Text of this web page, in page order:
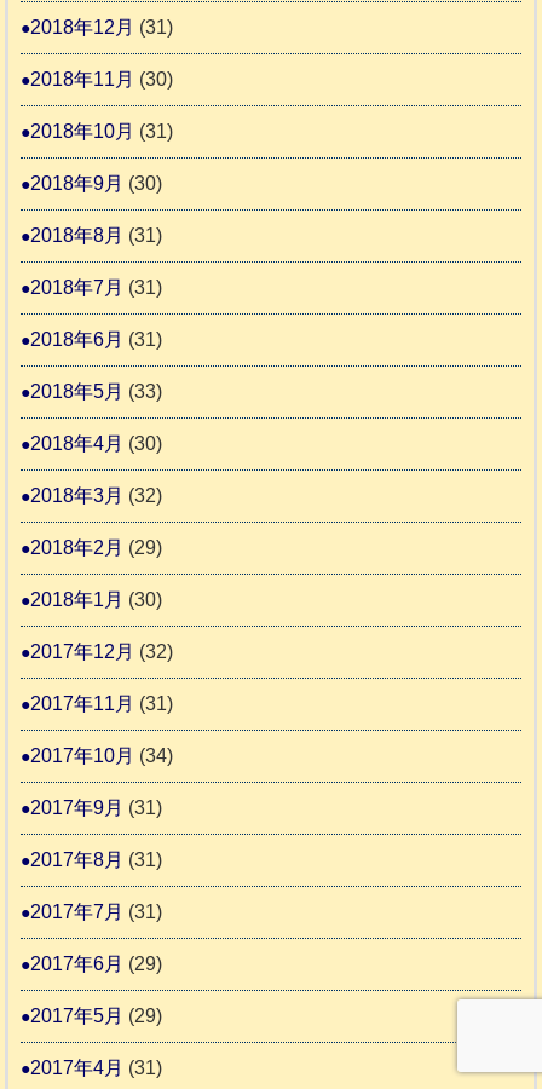
2018年12月 (31)
2018年11月 (30)
2018年10月 (31)
2018年9月 (30)
2018年8月 (31)
2018年7月 (31)
2018年6月 (31)
2018年5月 (33)
2018年4月 (30)
2018年3月 (32)
2018年2月 (29)
2018年1月 (30)
2017年12月 (32)
2017年11月 (31)
2017年10月 (34)
2017年9月 (31)
2017年8月 (31)
2017年7月 (31)
2017年6月 (29)
2017年5月 (29)
2017年4月 (31)